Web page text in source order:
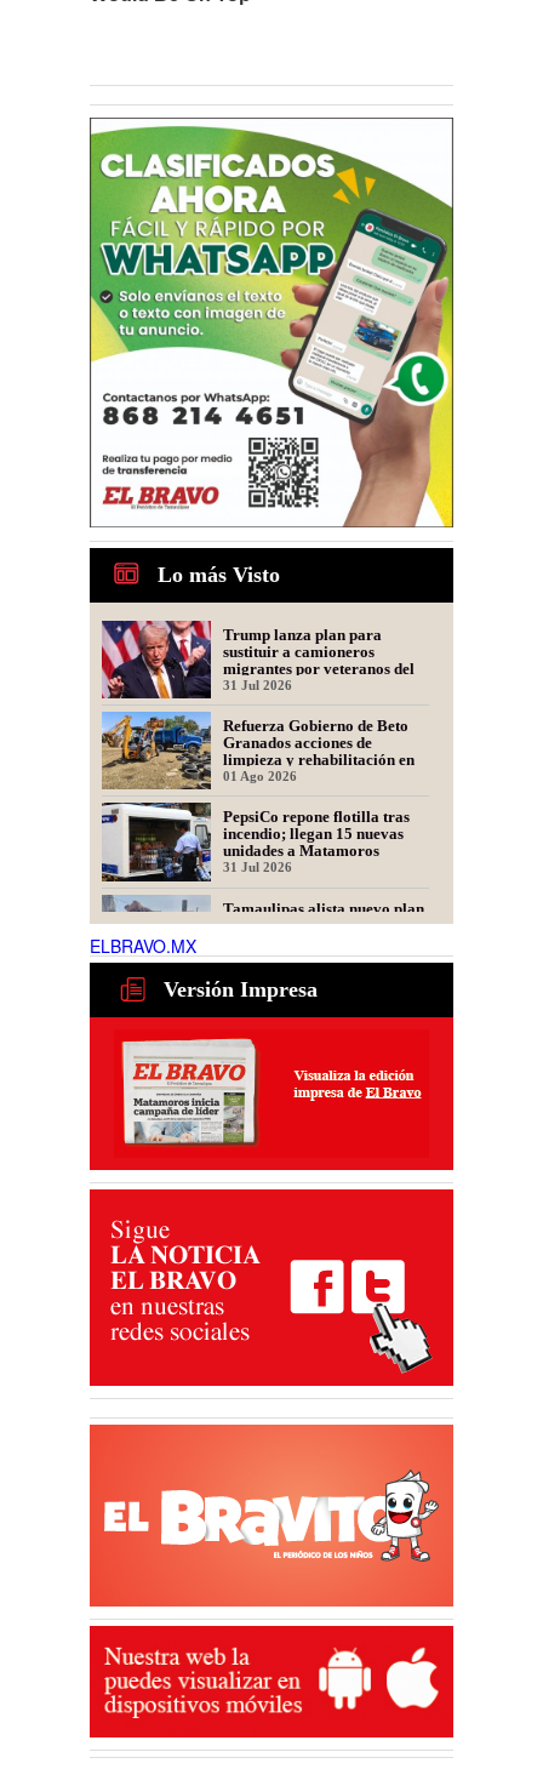
Lo más Visto
Trump lanza plan para
sustituir a camioneros
migrantes por veteranos del
Ejército
31 Jul 2026
Refuerza Gobierno de Beto
Granados acciones de
limpieza y rehabilitación en
Los Presidentes
01 Ago 2026
PepsiCo repone flotilla tras
incendio; llegan 15 nuevas
unidades a Matamoros
31 Jul 2026
Tamaulipas alista nuevo plan
para recuperar exportaciones
31 Jul 2026
Ser representante de una
fintech: dudas frecuentes
30 Jul 2026
ELBRAVO.MX
Versión Impresa